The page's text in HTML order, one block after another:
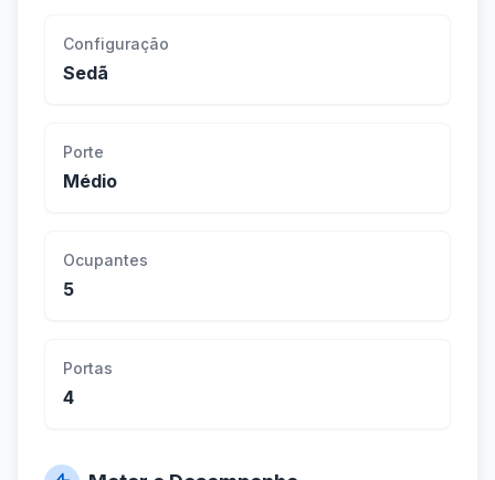
Configuração
Sedã
Porte
Médio
Ocupantes
5
Portas
4